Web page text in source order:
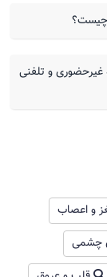
چیست؟
غیرحضوری و تلفنی
و اعصاب
چشمی